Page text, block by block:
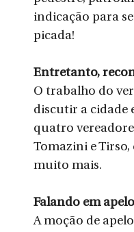
indicação para
picada!
Entretanto,
O trabalho do
discutir a cidade
quatro
Tomazini e
muito mais.
Falando em apelo
A moção de